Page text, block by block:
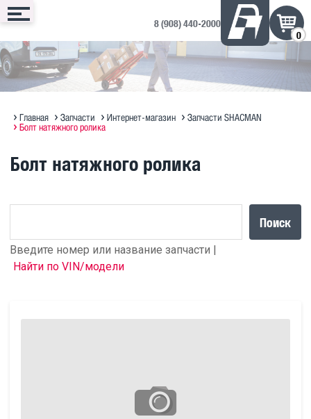
Сервис
Запись онлайн
Техническое обслуживание
Программирование блоков MAN
Кузовной ремонт
Запчасти
Интернет-магазин
Оригинальное масло MAN
Техника
Техника в продаже на ДРОМ ↗
Полезная информация по SITRAK
Доп. оборудование
Дополнительное оборудование
Контакты
Запись на сервис
Отзывы и предложения
8 (908) 440-2000
0
Главная Запчасти Интернет-магазин
Запчасти SHACMAN
Болт натяжного ролика
Болт натяжного ролика
Поиск
Введите номер или название запчасти |
Найти по VIN/модели